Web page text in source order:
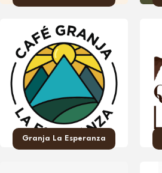
Granja La Esperanza